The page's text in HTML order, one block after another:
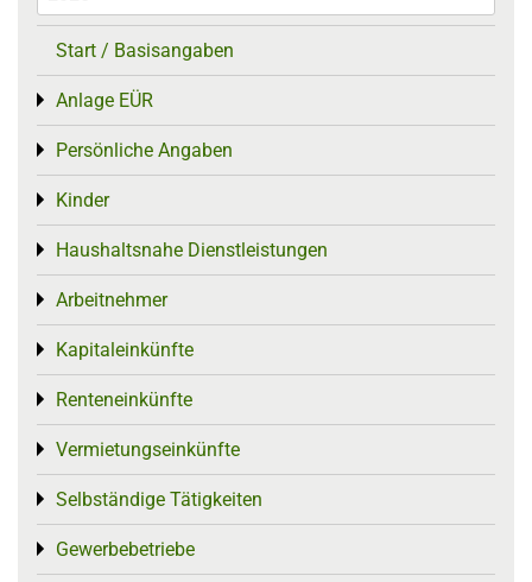
Start / Basisangaben
Anlage EÜR
Toggle menu
Persönliche Angaben
Toggle menu
Kinder
Toggle menu
Haushaltsnahe Dienstleistungen
Toggle menu
Arbeitnehmer
Toggle menu
Kapitaleinkünfte
Toggle menu
Renteneinkünfte
Toggle menu
Vermietungseinkünfte
Toggle menu
Selbständige Tätigkeiten
Toggle menu
Gewerbebetriebe
Toggle menu